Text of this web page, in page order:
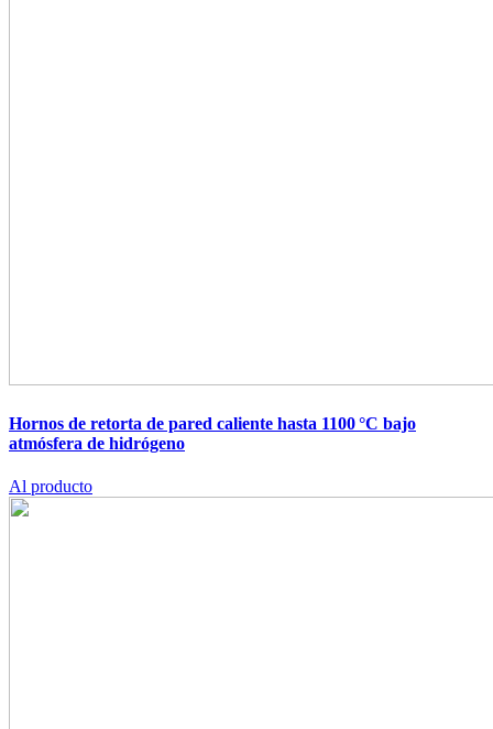
Hornos de retorta de pared caliente hasta 1100 °C bajo
atmósfera de hidrógeno
Al producto